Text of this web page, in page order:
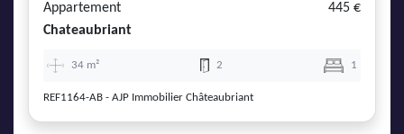
Appartement
445 €
Chateaubriant
34 m² 2 1
REF1164-AB - AJP Immobilier Châteaubriant